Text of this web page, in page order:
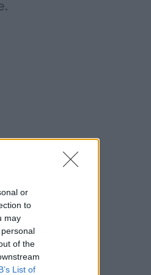
or
to
may
of the
List of